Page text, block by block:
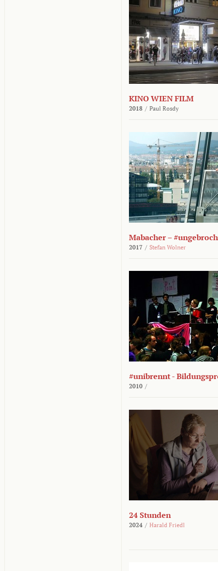
KINO WIEN FILM
2018 / Paul Rosdy
Mabacher –
2017 / Stefan Wolner
#unibrennt -
2010 /
24 Stunden
2024 / Harald Friedl